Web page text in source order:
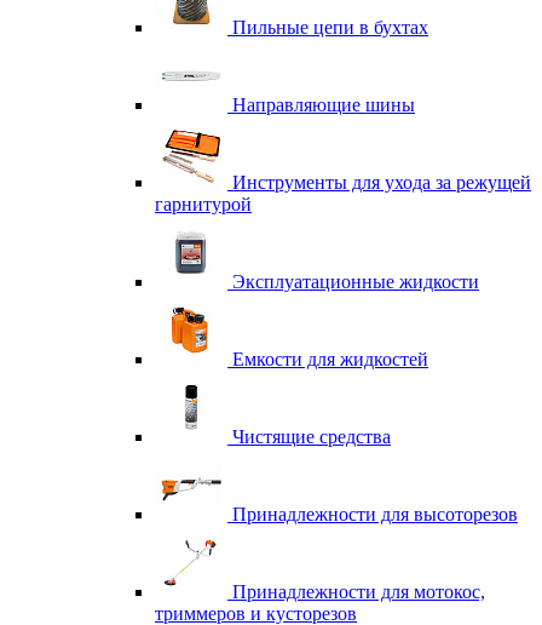
Пильные цепи в бухтах
Направляющие шины
Инструменты для ухода за режущей
гарнитурой
Эксплуатационные жидкости
Емкости для жидкостей
Чистящие средства
Принадлежности для высоторезов
Принадлежности для мотокос,
триммеров и кусторезов